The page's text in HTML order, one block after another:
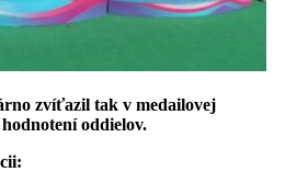
zvíťazil tak v medailovej
oddielov.